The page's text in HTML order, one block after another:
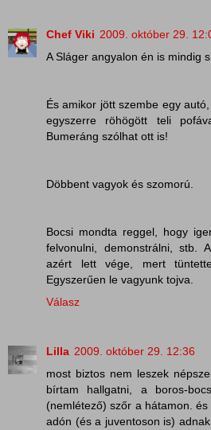
Chef Viki 2009. október 29.
A Sláger angyalon én is mindig
És amikor jött szembe egy
egyszerre röhögött teli
Bumeráng szólhat ott is!
Döbbent vagyok és szomorú.
Bocsi mondta reggel, hogy
felvonulni, demonstrálni, stb.
azért lett vége, mert
Egyszerűen le vagyunk tojva.
Válasz
Lilla 2009. október 29. 12:36
most biztos nem leszek
bírtam hallgatni, a boros-
(nemlétező) szőr a hátamon.
adón (és a juventoson is)